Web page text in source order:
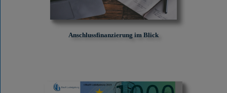
Anschlussfinanzierung im Blick